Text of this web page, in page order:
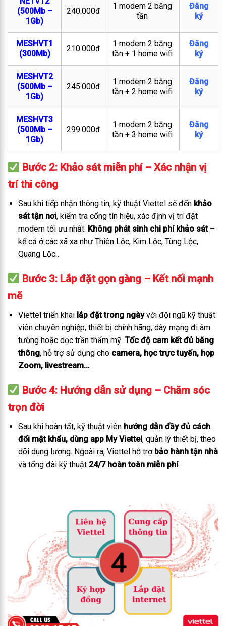
(500Mb –
1Gb)
240.000đ
1 modem 2 băng
tần
Đăng
ký
MESHVT1
(300Mb)
210.000đ
1 modem 2 băng
tần + 1 home wifi
Đăng
ký
MESHVT2
(500Mb –
1Gb)
245.000đ
1 modem 2 băng
tần + 2 home wifi
Đăng
ký
MESHVT3
(500Mb –
1Gb)
299.000đ
1 modem 2 băng
tần + 3 home wifi
Đăng
ký
Bước 2: Khảo sát miễn phí – Xác nhận vị
trí thi công
Sau khi tiếp nhận thông tin, kỹ thuật Viettel sẽ đến khảo
sát tận nơi, kiểm tra cổng tín hiệu, xác định vị trí đặt
modem tối ưu nhất. Không phát sinh chi phí khảo sát–
kể cả ở các xã xa như Thiên Lộc, Kim Lộc, Tùng Lộc,
Quang Lộc…
Bước 3: Lắp đặt gọn gàng – Kết nối mạnh
mẽ
Viettel triển khai lắp đặt trong ngàyvới đội ngũ kỹ thuật
viên chuyên nghiệp, thiết bị chính hãng, dây mạng đi âm
tường hoặc dọc trần thẩm mỹ. Tốc độ cam kết đủ băng
thông, hỗ trợ sử dụng cho camera, học trực tuyến, họp
Zoom, livestream…
Bước 4: Hướng dẫn sử dụng – Chăm sóc
trọn đời
Sau khi hoàn tất, kỹ thuật viên hướng dẫn đầy đủ cách
đổi mật khẩu, dùng app My Viettel, quản lý thiết bị, theo
dõi dung lượng. Ngoài ra, Viettel hỗ trợ bảo hành tận nhà
và tổng đài kỹ thuật 24/7 hoàn toàn miễn phí.